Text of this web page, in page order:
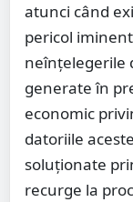
atunci când
pericol
neînțelegerile
generate în
economic
datoriile
soluționate
recurge la